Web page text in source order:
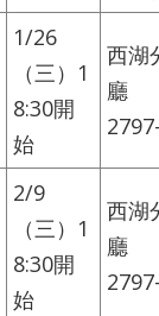
1/26
（三）1
8:30開
始
西湖
廳
2/9
（三）1
8:30開
始
西湖
廳